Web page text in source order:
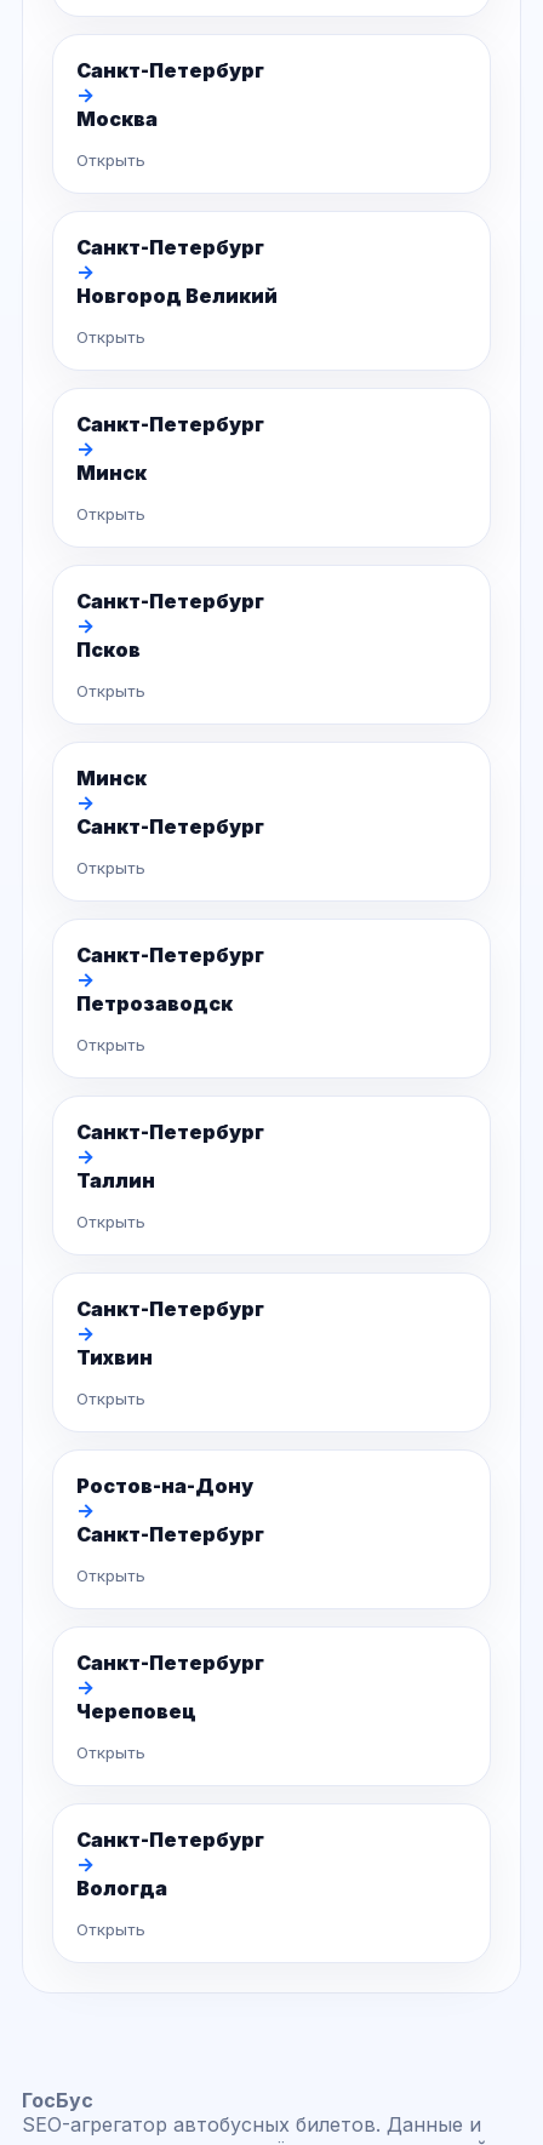
Санкт-Петербург
→
Москва
Открыть
Санкт-Петербург
→
Новгород Великий
Открыть
Санкт-Петербург
→
Минск
Открыть
Санкт-Петербург
→
Псков
Открыть
Минск
→
Санкт-Петербург
Открыть
Санкт-Петербург
→
Петрозаводск
Открыть
Санкт-Петербург
→
Таллин
Открыть
Санкт-Петербург
→
Тихвин
Открыть
Ростов-на-Дону
→
Санкт-Петербург
Открыть
Санкт-Петербург
→
Череповец
Открыть
Санкт-Петербург
→
Вологда
Открыть
ГосБус
SEO-агрегатор автобусных билетов. Данные и